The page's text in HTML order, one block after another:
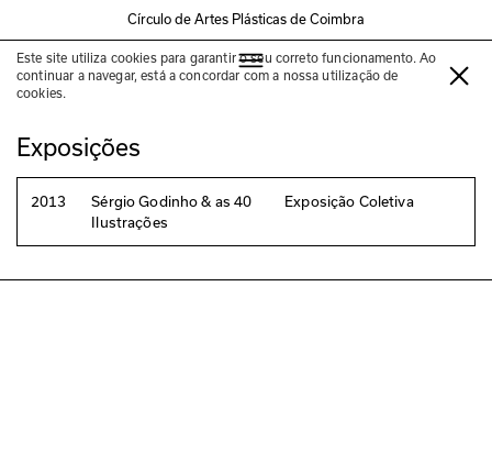
Círculo de Artes Plásticas de Coimbra
Este site utiliza cookies para garantir o seu correto funcionamento. Ao
continuar a navegar, está a concordar com a nossa utilização de
cookies.
João Lucas
Exposições
2013
Sérgio Godinho & as 40
Ilustrações
Exposição Coletiva